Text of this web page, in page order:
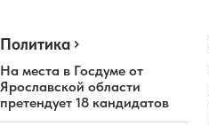
Политика
На места в Госдуме от
Ярославской области
претендует 18 кандидатов